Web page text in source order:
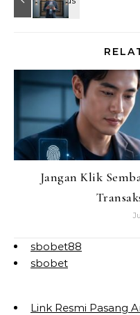
Jangan Klik
sbobet88
sbobet
Link Resmi Pasang